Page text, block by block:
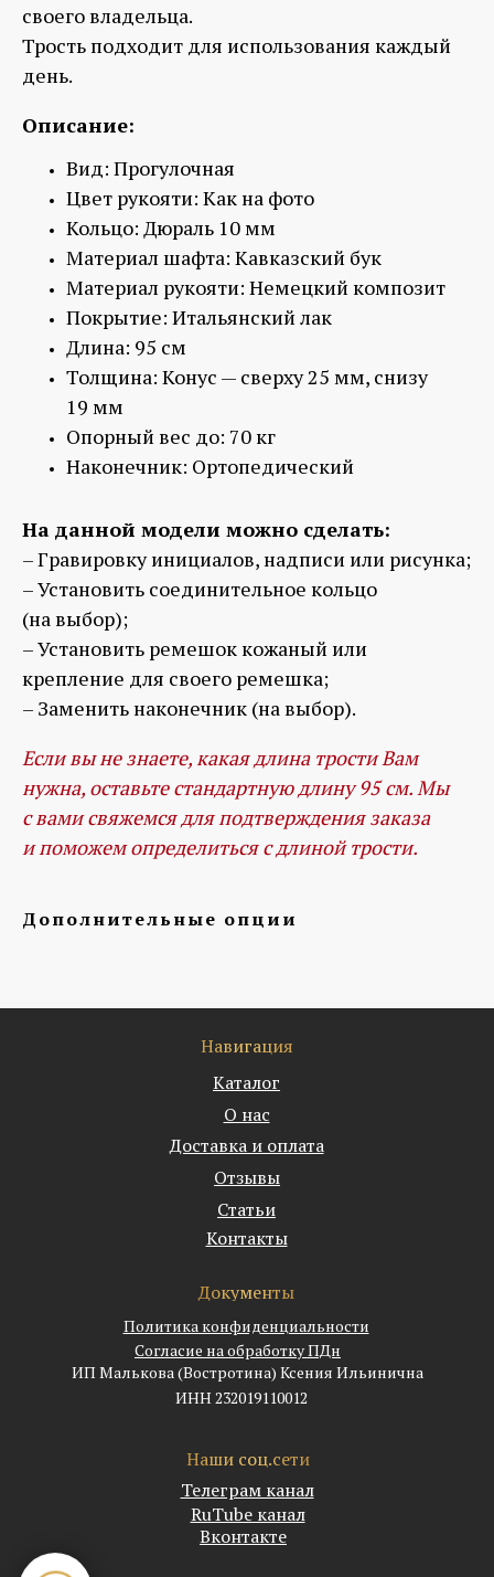
своего владельца.
Трость подходит для использования каждый
день.
Описание:
Вид: Прогулочная
Цвет рукояти: Как на фото
Кольцо: Дюраль 10 мм
Материал шафта: Кавказский бук
Материал рукояти: Немецкий композит
Покрытие: Итальянский лак
Длина: 95 см
Толщина: Конус — сверху 25 мм, снизу
19 мм
Опорный вес до: 70 кг
Наконечник: Ортопедический
На данной модели можно сделать:
– Гравировку инициалов, надписи или рисунка;
– Установить соединительное кольцо
(на выбор);
– Установить ремешок кожаный или
крепление для своего ремешка;
– Заменить наконечник (на выбор).
Если вы не знаете, какая длина трости Вам
нужна, оставьте стандартную длину 95 см. Мы
с вами свяжемся для подтверждения заказа
и поможем определиться с длиной трости.
Дополнительные опции
Навигация
Каталог
О нас
Доставка и оплата
ИП Малькова (Востротина) Ксения Ильинична
ИНН 232019110012
Политика конфиденциальности
Отзывы
Статьи
RuTube канал
Наши соц.сети
Телеграм канал
Контакты
Документы
Вконтакте
Согласие на обработку ПДн